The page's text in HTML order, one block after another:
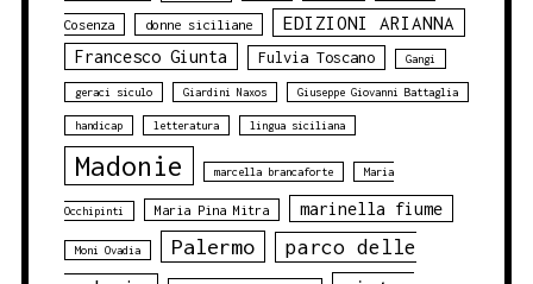
Cosenza donne siciliane EDIZIONI ARIANNA
Francesco Giunta Fulvia Toscano Gangi
geraci siculo Giardini Naxos Giuseppe Giovanni Battaglia
handicap letteratura lingua siciliana
Madonie marcella brancaforte Maria
Occhipinti Maria Pina Mitra marinella fiume
Moni Ovadia Palermo
parco delle